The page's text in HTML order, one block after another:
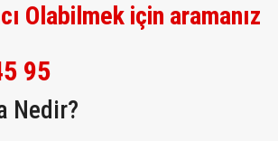
Olabilmek için aramanız
95
Nedir?